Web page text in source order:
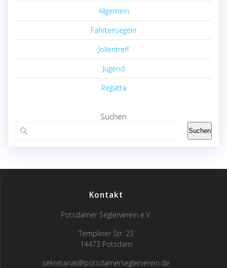
Allgemein
Fahrtensegeln
Jollentreff
Jugend
Regatta
Suchen
Suchen
Kontakt
Potsdamer Seglerverein e.V.
Templiner Str. 23
14473 Potsdam
sekretariat@potsdamerseglerverein.de